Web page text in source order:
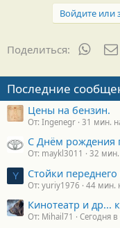
Войдите или
Поделиться:
Последние
Цены на бензин.
От: Ingenegr 31 мин.
С Днём рождения
От: maykl3011 32 мин.
Y Стойки переднего
От: yuriy1976 44 мин.
Кинотеатр и др...
От: Mihail71 Сегодня